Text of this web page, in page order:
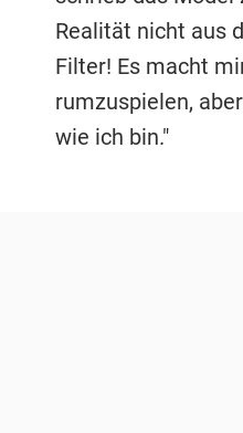
Realität nicht aus
Filter! Es macht
rumzuspielen,
wie ich bin."